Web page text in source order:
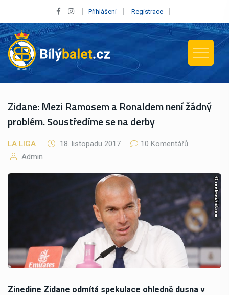
Přihlášení Registrace
Zidane: Mezi Ramosem a Ronaldem není žádný
problém. Soustředíme se na derby
LA LIGA 18. listopadu 2017
10 Komentářů
Admin
Zinedine Zidane odmítá spekulace ohledně dusna v